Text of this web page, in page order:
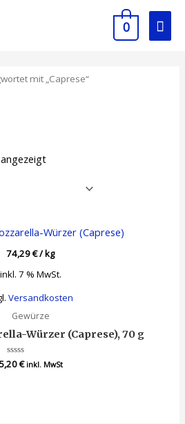
0
mit „Caprese“
74,29€/kg
inkl. 7 % MwSt.
Versandkosten
Gewürze
Würzer (Caprese), 70 g
Bewertet
€ inkl. MwSt